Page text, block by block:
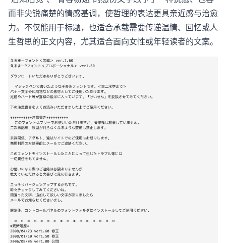
而非尖锐痛楚的情感基调，使哲理的表达更具亲近感与治愈
力。不仅能用于标题，也适合承载需要传递温情、回忆或人
生哲思的正文内容，尤其适合面向女性或年轻读者的文案。